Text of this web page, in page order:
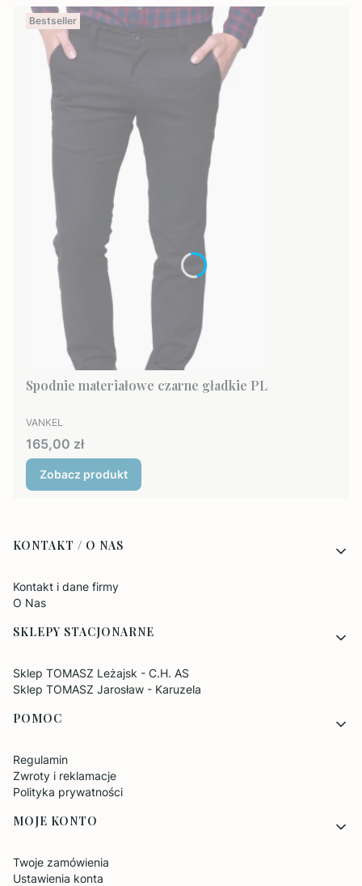
Bestseller
Spodnie materiałowe czarne gładkie PL
PRODUCENT
VANKEL
Cena
165,00 zł
Zobacz produkt
Linki w stopce
KONTAKT / O NAS
Kontakt i dane firmy
O Nas
SKLEPY STACJONARNE
Sklep TOMASZ Leżajsk - C.H. AS
Sklep TOMASZ Jarosław - Karuzela
POMOC
Regulamin
Zwroty i reklamacje
Polityka prywatności
MOJE KONTO
Twoje zamówienia
Ustawienia konta